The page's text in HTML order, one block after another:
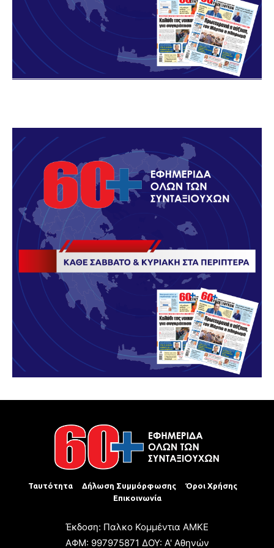
Ταυτότητα Δήλωση Συμμόρφωσης
Όροι Χρήσης
Επικοινωνία
Έκδοση: Παλκο Κομμέντια ΑΜΚΕ
ΑΦΜ: 997975871 ΔΟΥ: Α' Αθηνών